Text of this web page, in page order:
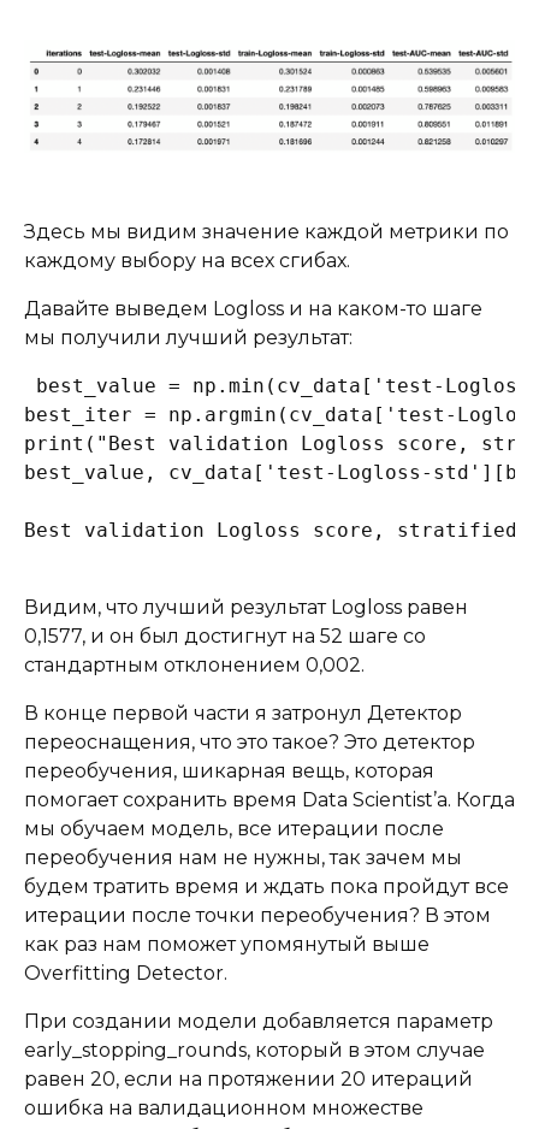
Здесь мы видим значение каждой метрики по
каждому выбору на всех сгибах.
Давайте выведем Logloss и на каком-то шаге
мы получили лучший результат:
best_value = np.min(cv_data['test-
best_iter = np.argmin(cv_data['test-
print("Best validation Logloss score,
best_value, cv_data['test-Logloss-
Best validation Logloss score, stratified:
Видим, что лучший результат Logloss равен
0,1577, и он был достигнут на 52 шаге со
стандартным отклонением 0,002.
В конце первой части я затронул Детектор
переоснащения, что это такое? Это детектор
переобучения, шикарная вещь, которая
помогает сохранить время Data Scientist’а. Когда
мы обучаем модель, все итерации после
переобучения нам не нужны, так зачем мы
будем тратить время и ждать пока пройдут все
итерации после точки переобучения? В этом
как раз нам поможет упомянутый выше
Overfitting Detector.
При создании модели добавляется параметр
early_stopping_rounds, который в этом случае
равен 20, если на протяжении 20 итераций
ошибка на валидационном множестве